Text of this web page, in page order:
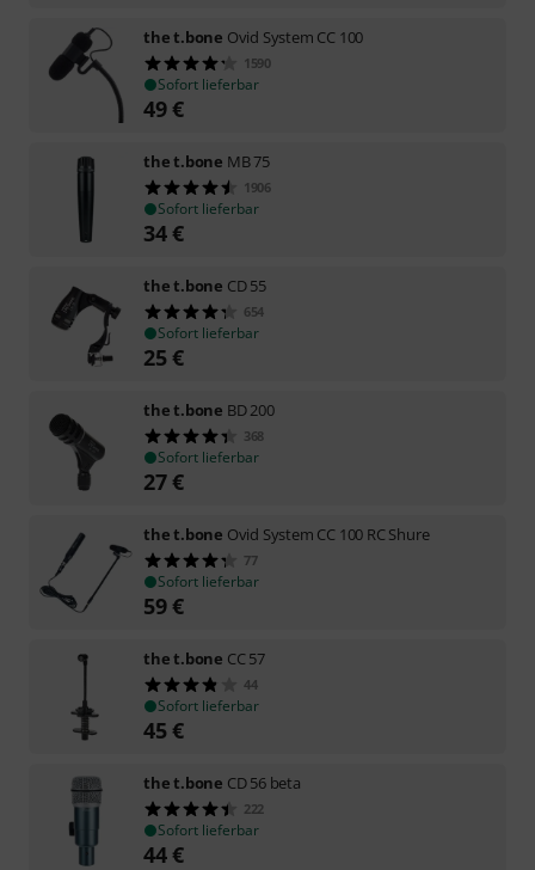
the t.bone Ovid System CC 100
1590
Sofort lieferbar
49€
the t.bone MB 75
1906
Sofort lieferbar
34€
the t.bone CD 55
654
Sofort lieferbar
25€
the t.bone BD 200
368
Sofort lieferbar
27€
the t.bone Ovid System CC 100 RC Shure
77
Sofort lieferbar
59€
the t.bone CC 57
44
Sofort lieferbar
45€
the t.bone CD 56 beta
222
Sofort lieferbar
44€